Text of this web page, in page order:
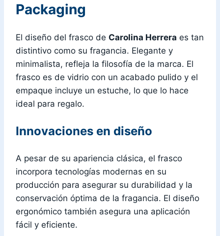
Packaging
El diseño del frasco de Carolina Herrera es tan
distintivo como su fragancia. Elegante y
minimalista, refleja la filosofía de la marca. El
frasco es de vidrio con un acabado pulido y el
empaque incluye un estuche, lo que lo hace
ideal para regalo.
Innovaciones en diseño
A pesar de su apariencia clásica, el frasco
incorpora tecnologías modernas en su
producción para asegurar su durabilidad y la
conservación óptima de la fragancia. El diseño
ergonómico también asegura una aplicación
fácil y eficiente.